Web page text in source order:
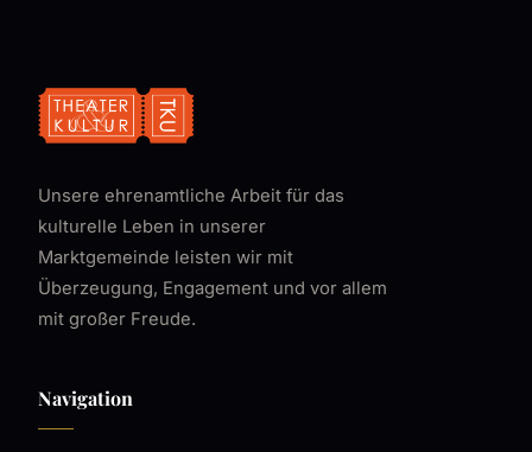
Unsere ehrenamtliche Arbeit für das
kulturelle Leben in unserer
Marktgemeinde leisten wir mit
Überzeugung, Engagement und vor allem
mit großer Freude.
Navigation